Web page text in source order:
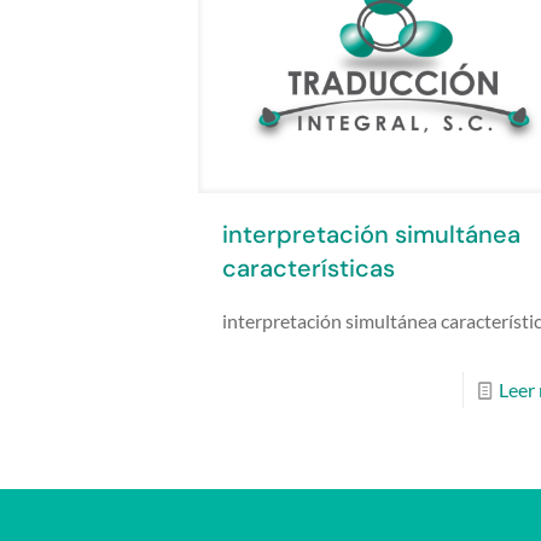
interpretación simultánea
características
interpretación simultánea
Leer